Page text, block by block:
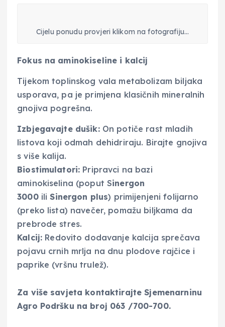
Cijelu ponudu provjeri klikom na fotografiju…
Fokus na aminokiseline i kalcij
Tijekom toplinskog vala metabolizam biljaka
usporava, pa je primjena klasičnih mineralnih
gnojiva pogrešna.
Izbjegavajte dušik:On potiče rast mladih
listova koji odmah dehidriraju. Birajte gnojiva
s više kalija.
Biostimulatori: Pripravci na bazi
aminokiselina (poput Sinergon
3000iliSinergon plus) primijenjeni folijarno
(preko lista) navečer, pomažu biljkama da
prebrode stres.
Kalcij: Redovito dodavanje kalcija sprečava
pojavu crnih mrlja na dnu plodove rajčice i
paprike (vršnu trulež).
Za više savjeta kontaktirajte Sjemenarninu
Agro Podršku na broj 063 /700-700.